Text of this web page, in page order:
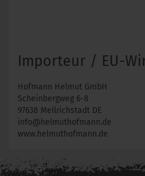
Importeur / EU-
Hofmann Helmut GmbH
Scheinbergweg 6-8
97638 Mellrichstadt DE
info@helmuthofmann.de
www.helmuthofmann.de